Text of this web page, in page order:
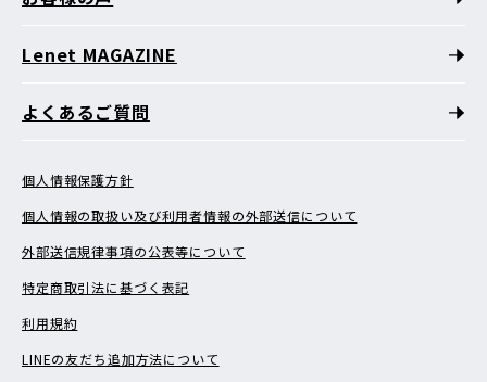
Lenet MAGAZINE
よくあるご質問
個人情報保護方針
個人情報の取扱い及び利用者情報の外部送信について
外部送信規律事項の公表等について
特定商取引法に基づく表記
利用規約
LINEの友だち追加方法について